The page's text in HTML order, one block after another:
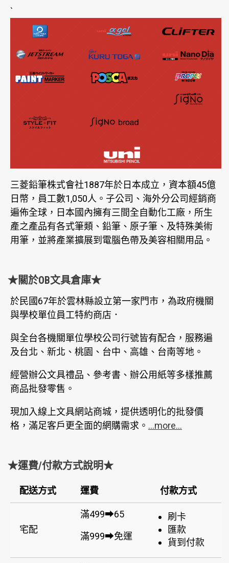
`
三菱鉛筆株式會社1887年於日本成立，資本額45億
日幣，員工數1,050人。子公司、海外分公司經銷商
遍佈全球，日本國內擁有三間全自動化工廠，所生
產之產品有各式筆類、鉛筆、原子筆、及特殊美術
用筆，並將產業擴展到電腦色帶及美容相關用品。
★關於OB文具倉庫★
於民國67年於雲林縣設立第一家門市，為政府機關
與學校單位員工特約商店．
與全台各機關單位學校公司行號皆有配合，服務遍
及台北、新北、桃園、台中、高雄、台南等地。
經營辦公文具禮品、參考書、辦公用紙等多樣推薦
商品批發零售。
現加入線上文具網站商城，提供透明化的批發價
格，滿足客戶更全面的網購需求。 ...more...
★運費/付款方式說明★
配送方式 運費 付款方式
宅配
滿499➡65
滿999➡免運
刷卡
匯款
貨到付款